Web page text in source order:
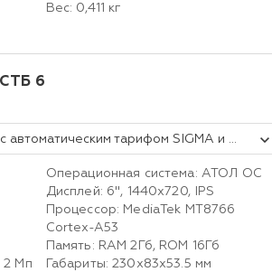
Вес: 0,411 кг
6
Смарт-терминал АТОЛ СТБ 6 с автоматическим тарифом SIGMA и ИТС (без ФН, 5.0)
Mп
Операционная система: АТОЛ ОС
Дисплей: 6", 1440x720, IPS
Процессор: MediaTek MT8766
Cortex-A53
Память: RAM 2Гб, ROM 16Гб
Габариты: 230х83х53.5 мм